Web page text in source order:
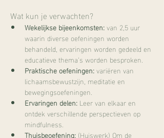
Wat kun je verwachten?
Wekelijkse bijeenkomsten: van 2,5 uur
waarin diverse oefeningen worden
behandeld, ervaringen worden gedeeld en
educatieve thema’s worden besproken.
Praktische oefeningen: variëren van
lichaamsbewustzijn, meditatie en
bewegingsoefeningen.
Ervaringen delen: Leer van elkaar en
ontdek verschillende perspectieven op
mindfulness.
Thuisbeoefening: (Huiswerk) Om de